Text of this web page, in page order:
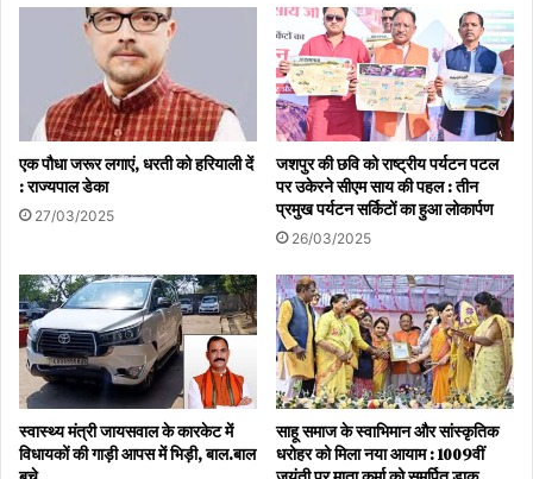
एक पौधा जरूर लगाएं, धरती को हरियाली दें
: राज्यपाल डेका
27/03/2025
जशपुर की छवि को राष्ट्रीय पर्यटन पटल
पर उकेरने सीएम साय की पहल : तीन
प्रमुख पर्यटन सर्किटों का हुआ लोकार्पण
26/03/2025
स्वास्थ्य मंत्री जायसवाल के कारकेट में
विधायकों की गाड़ी आपस में भिड़ी, बाल.बाल
साहू समाज के स्वाभिमान और सांस्कृतिक
धरोहर को मिला नया आयाम : 1009वीं